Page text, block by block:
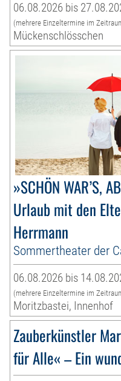
06.08.2026 bis
(mehrere Einzeltermine im
Mückenschlösschen
»SCHÖN WAR’S,
Urlaub mit den
Herrmann
Sommertheater der
06.08.2026 bis
(mehrere Einzeltermine im
Moritzbastei, Innenhof
Zauberkünstler
für Alle« – Ein